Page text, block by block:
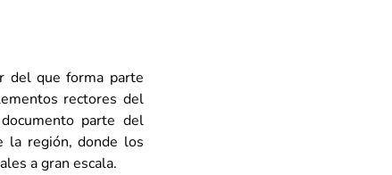
del que forma parte
rectores del
parte del
la región, donde los
a gran escala.